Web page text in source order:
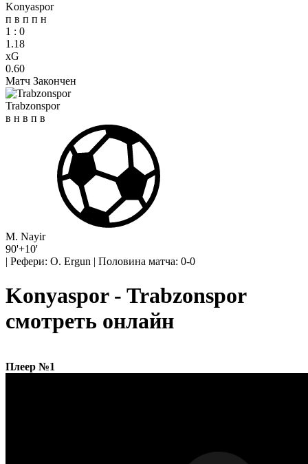
Konyaspor
п в п п н
1 : 0
1.18
xG
0.60
Матч Закончен
Trabzonspor
в н в п в
M. Nayir
90'+10'
| Рефери: O. Ergun | Половина матча: 0-0
Konyaspor - Trabzonspor
смотреть онлайн
Плеер №1